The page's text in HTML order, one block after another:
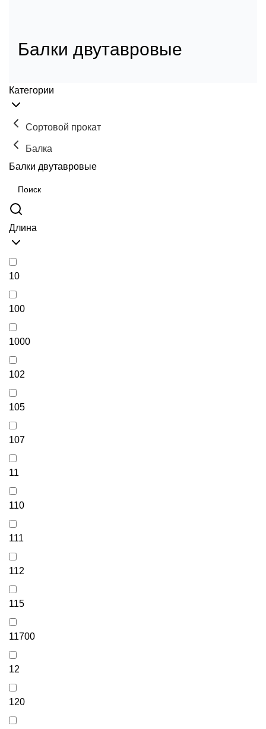
Балки двутавровые
Категории
Сортовой прокат
Балка
Балки двутавровые
Длина
10
100
1000
102
105
107
11
110
111
112
115
11700
12
120